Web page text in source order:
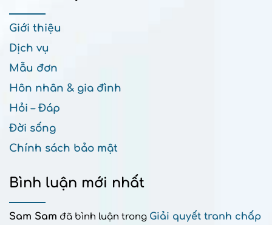
Giới thiệu
Dịch vụ
Mẫu đơn
Hôn nhân & gia đình
Hỏi – Đáp
Đời sống
Chính sách bảo mật
Bình luận mới nhất
Sam Sam đã bình luận trong Giải quyết tranh chấp